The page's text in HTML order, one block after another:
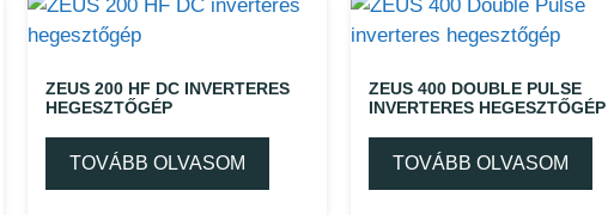
ZEUS 200 HF DC INVERTERES
HEGESZTŐGÉP
TOVÁBB OLVASOM
ZEUS 400 DOUBLE PULSE
INVERTERES HEGESZTŐGÉP
TOVÁBB OLVASOM